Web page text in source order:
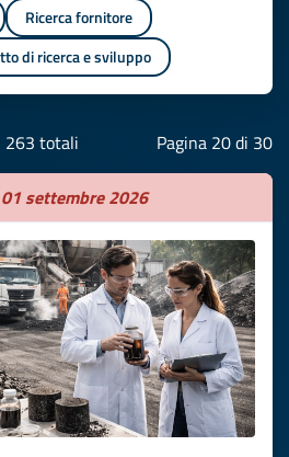
Ricerca fornitore
di ricerca e sviluppo
263 totali Pagina 20 di 30
01 settembre 2026